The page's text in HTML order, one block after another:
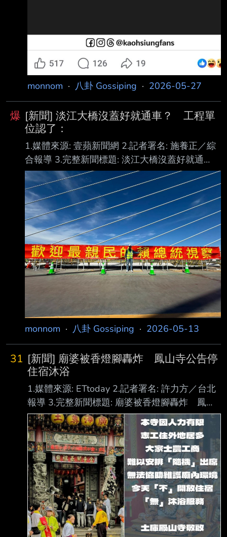
monnom · 八卦 Gossiping · 2026-05-27
爆 [新聞] 淡江大橋沒蓋好就通車？ 工程單
位認了：
1.媒體來源: 壹蘋新聞網 2.記者署名: 施養正／綜
合報導 3.完整新聞標題: 淡江大橋沒蓋好就通
車？ 工程單位認了：工期還沒結束 4.完整新聞
內文: 新北淡江大橋12日正式通車卻爆出多處缺
失，重機攝影師、Youtuber火花羅點出，大橋隔
音牆螺帽亂鎖鬆動、部分路段燈柱沒包覆等等。
公路局北新工分局長陳永傑坦言，部分遭 點名設
施屬於後續工項，目前仍在施工工期內，將持續
改善。 火花羅日前點出淡江大橋缺失，卻被交通
部公路局公開點名批評造謠。12日他前往現場，
直擊大橋部分擋風牆及護欄固定結構存在施工問
monnom · 八卦 Gossiping · 2026-05-13
31 [新聞] 廟婆被香燈腳轟炸 鳳山寺公告停
住宿沐浴
1.媒體來源: ETtoday 2.記者署名: 許力方／台北
報導 3.完整新聞標題: 廟婆被香燈腳轟炸 鳳山
寺公告停住宿沐浴：電話被打爆也不開放 4.完整
新聞內文: 苗栗拱天宮白沙屯媽祖徒步進香第3
天，雲林土庫鳳山寺因廟內電話與現場詢問人潮
暴增 ，15日緊急發文宣布，當天及格天都暫停
提供住宿與沐浴服務，並將於晚間9時準時關閉
廟門，並強調人力無法兼顧接聽電話與現場秩
序。 電話被打爆 廟方宣布兩天不開放 鳳山寺
表示，目前廟內僅由廟婆留守顧廟，面對持續湧
入的來電及路過民眾詢問，已無法 同時處理各